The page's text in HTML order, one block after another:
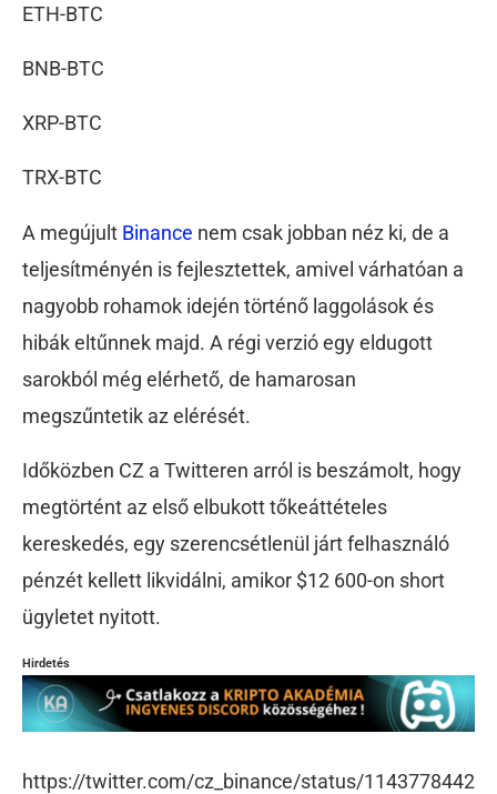
ETH-BTC
BNB-BTC
XRP-BTC
TRX-BTC
A megújult Binance nem csak jobban néz ki, de a
teljesítményén is fejlesztettek, amivel várhatóan a
nagyobb rohamok idején történő laggolások és
hibák eltűnnek majd. A régi verzió egy eldugott
sarokból még elérhető, de hamarosan
megszűntetik az elérését.
Időközben CZ a Twitteren arról is beszámolt, hogy
megtörtént az első elbukott tőkeáttételes
kereskedés, egy szerencsétlenül járt felhasználó
pénzét kellett likvidálni, amikor $12 600-on short
ügyletet nyitott.
Hirdetés
https://twitter.com/cz_binance/status/1143778442